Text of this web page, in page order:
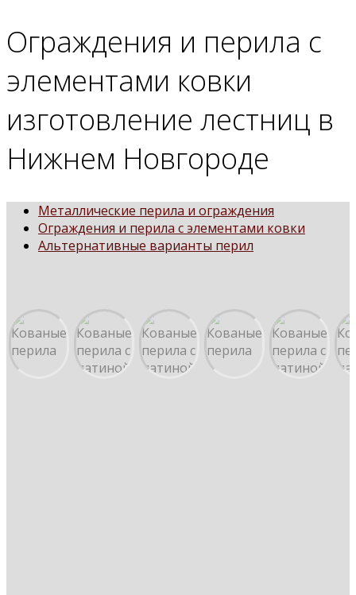
Ограждения и перила с
элементами ковки
изготовление лестниц в
Нижнем Новгороде
Металлические перила и ограждения
Ограждения и перила с элементами ковки
Альтернативные варианты перил